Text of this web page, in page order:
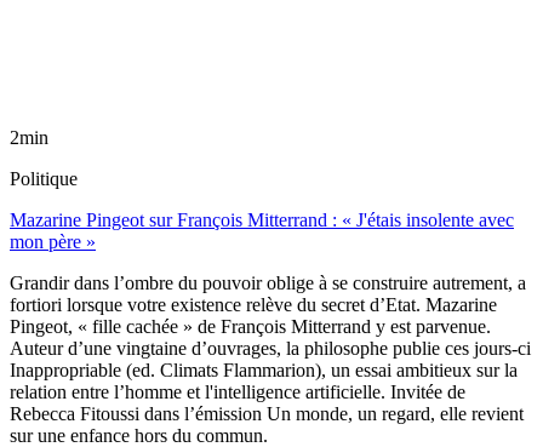
2min
Politique
Mazarine Pingeot sur François Mitterrand : « J'étais insolente avec
mon père »
Grandir dans l’ombre du pouvoir oblige à se construire autrement, a
fortiori lorsque votre existence relève du secret d’Etat. Mazarine
Pingeot, « fille cachée » de François Mitterrand y est parvenue.
Auteur d’une vingtaine d’ouvrages, la philosophe publie ces jours-ci
Inappropriable (ed. Climats Flammarion), un essai ambitieux sur la
relation entre l’homme et l'intelligence artificielle. Invitée de
Rebecca Fitoussi dans l’émission Un monde, un regard, elle revient
sur une enfance hors du commun.